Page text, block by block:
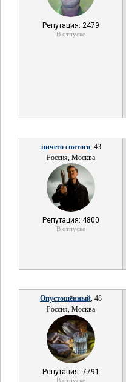
Репутация: 2479
В отпуске
ничего святого, 43
Россия, Москва
Репутация: 4800
В отпуске
Опустошённый, 48
Россия, Москва
Репутация: 7791
В отпуске